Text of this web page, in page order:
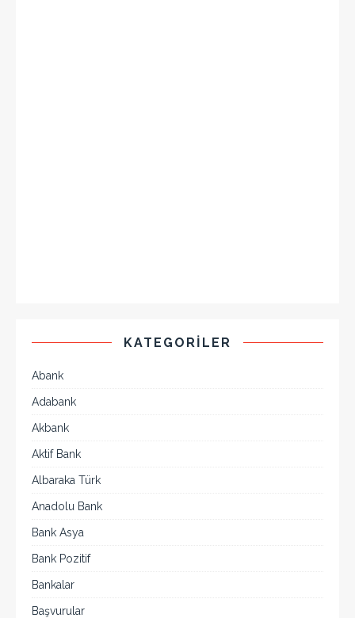
KATEGORILER
Abank
Adabank
Akbank
Aktif Bank
Albaraka Türk
Anadolu Bank
Bank Asya
Bank Pozitif
Bankalar
Başvurular